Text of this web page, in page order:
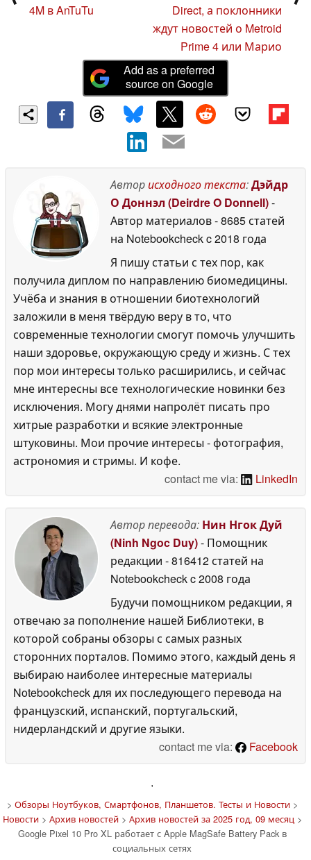
4M в AnTuTu
Direct, а поклонники
ждут новостей о Metroid
Prime 4 или Марио
Add as a preferred
source on Google
Авторисходного текста:Дэйдр
О Доннэл (Deirdre O Donnell)-
Автор материалов- 8685 статей
на Notebookcheckc 2018 года
Я пишу статьи с тех пор, как
получила диплом по направлению биомедицины.
Учёба и знания в отношении биотехнологий
заложили в меня твёрдую веру в то, что
современные технологии смогут помочь улучшить
наши здоровье, окружающую среду и жизнь. С тех
пор мои интересы только расширились, и сейчас
мне интересны все технологические новинки без
исключения. Могу днями напролёт писать про
хитрые разработки и всякие электронные
штуковины. Мои прочие интересы - фотография,
астрономия и стримы. И кофе.
contact me via:
LinkedIn
Автор перевода: Нин Нгок Дуй
(Ninh Ngoc Duy)- Помощник
редакции - 816412 статей на
Notebookcheckc 2008 года
Будучи помощником редакции, я
отвечаю за пополнение нашей Библиотеки, в
которой собраны обзоры с самых разных
сторонних порталов. Помимо этого, каждый день я
выбираю наиболее интересные материалы
Notebookcheck для их последующего перевода на
французский, испанский, португальский,
нидерландский и другие языки.
contact me via:
Facebook
'
> Обзоры Ноутбуков, Смартфонов, Планшетов. Тесты и Новости>
Новости> Архив новостей> Архив новостей за 2025 год, 09 месяц >
Google Pixel 10 Pro XL работает с Apple MagSafe Battery Pack в
социальных сетях